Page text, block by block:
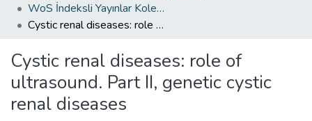
WoS İndeksli Yayınlar Koleksiyonu
Cystic renal diseases: role of ultrasound. Part II, genetic cystic renal diseases
Cystic renal diseases: role of
ultrasound. Part II, genetic cystic
renal diseases